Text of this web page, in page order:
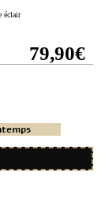
éclair
79,90€